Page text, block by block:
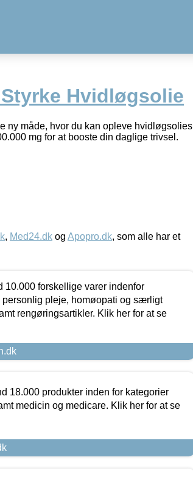
Hvidløgsolie
ny måde, hvor du kan opleve hvidløgsolies
mg for at booste din daglige trivsel.
, Med24.dk og Apopro.dk, som alle har et
10.000 forskellige varer indenfor
pleje, homøopati og særligt
rengøringsartikler. Klik her for at se
18.000 produkter inden for kategorier
medicin og medicare. Klik her for at se